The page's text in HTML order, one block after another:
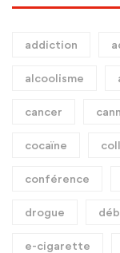
addiction
alcoolisme
cancer
cocaïne
conférence
drogue
e-cigarette